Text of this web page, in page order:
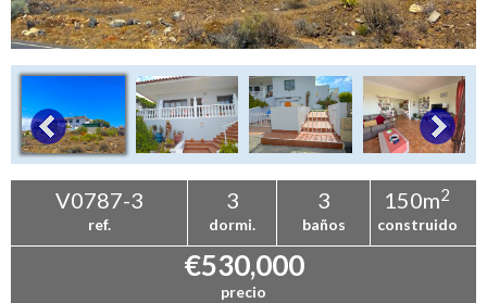
V0787-3
ref.
3
dormi.
3
baños
150m2
construido
€530,000
precio